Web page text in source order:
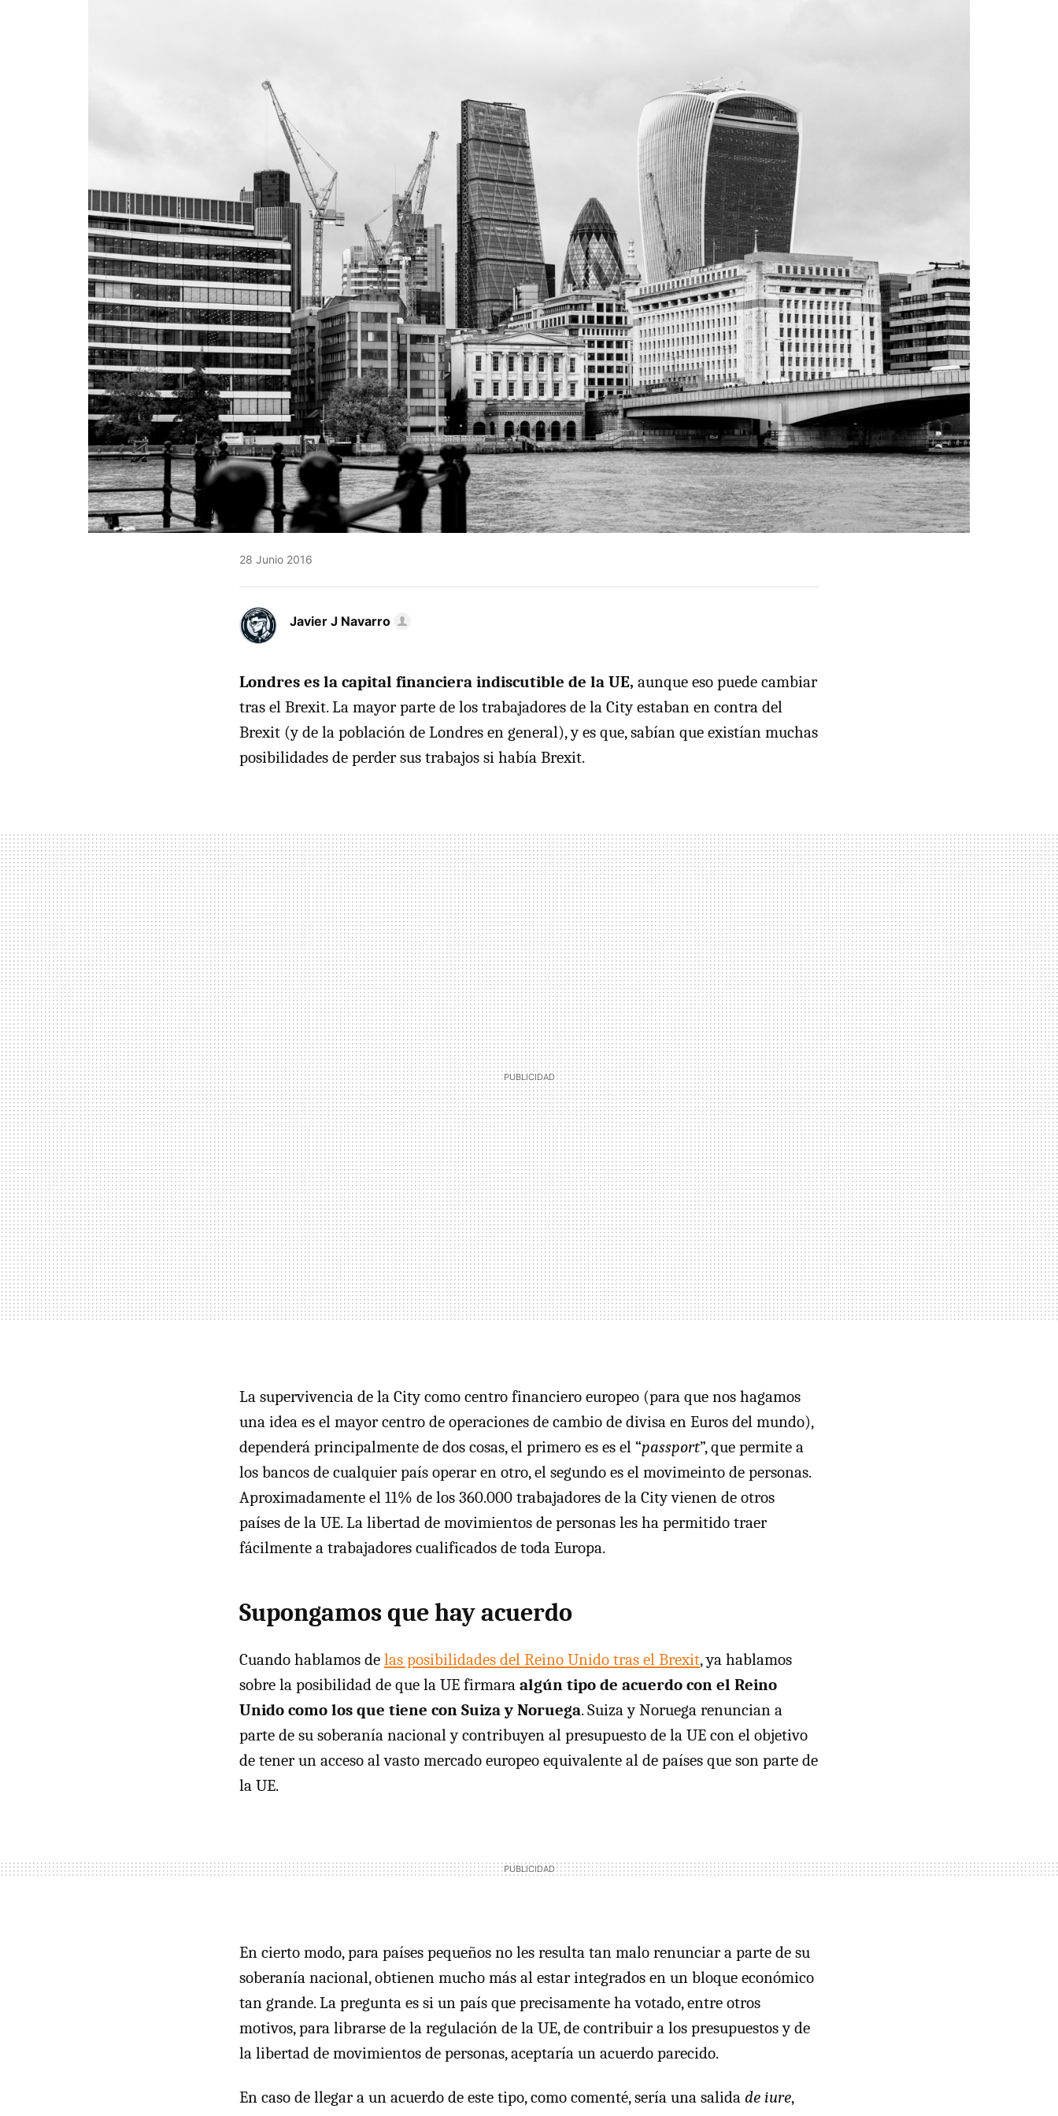
28 Junio 2016
Javier J Navarro
Londres es la capital financiera indiscutible de la UE, aunque eso puede cambiar
tras el Brexit. La mayor parte de los trabajadores de la City estaban en contra del
Brexit (y de la población de Londres en general), y es que, sabían que existían muchas
posibilidades de perder sus trabajos si había Brexit.
La supervivencia de la City como centro financiero europeo (para que nos hagamos
una idea es el mayor centro de operaciones de cambio de divisa en Euros del mundo),
dependerá principalmente de dos cosas, el primero es es el “passport”, que permite a
los bancos de cualquier país operar en otro, el segundo es el movimeinto de personas.
Aproximadamente el 11% de los 360.000 trabajadores de la City vienen de otros
países de la UE. La libertad de movimientos de personas les ha permitido traer
fácilmente a trabajadores cualificados de toda Europa.
Supongamos que hay acuerdo
Cuando hablamos de las posibilidades del Reino Unido tras el Brexit, ya hablamos
sobre la posibilidad de que la UE firmara algún tipo de acuerdo con el Reino
Unido como los que tiene con Suiza y Noruega. Suiza y Noruega renuncian a
parte de su soberanía nacional y contribuyen al presupuesto de la UE con el objetivo
de tener un acceso al vasto mercado europeo equivalente al de países que son parte de
la UE.
En cierto modo, para países pequeños no les resulta tan malo renunciar a parte de su
soberanía nacional, obtienen mucho más al estar integrados en un bloque económico
tan grande. La pregunta es si un país que precisamente ha votado, entre otros
motivos, para librarse de la regulación de la UE, de contribuir a los presupuestos y de
la libertad de movimientos de personas, aceptaría un acuerdo parecido.
En caso de llegar a un acuerdo de este tipo, como comenté, sería una salida de iure,